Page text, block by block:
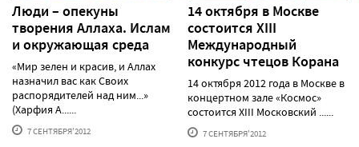
Люди – опекуны
творения Аллаха. Ислам
и окружающая среда
«Мир зелен и красив, и Аллах
назначил вас как Своих
распорядителей над ним...»
(Харфия А......
7 СЕНТЯБРЯ'2012
14 октября в Москве
состоится XIII
Международный
конкурс чтецов Корана
14 октября 2012 года в Москве в
концертном зале «Космос»
состоится XIII Московский ......
7 СЕНТЯБРЯ'2012